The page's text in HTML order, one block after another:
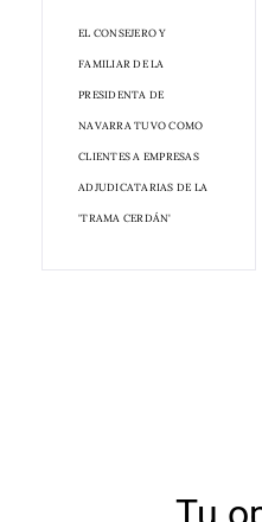
EL CONSEJERO Y
FAMILIAR DE LA
PRESIDENTA DE
NAVARRA TUVO COMO
CLIENTES A EMPRESAS
ADJUDICATARIAS DE LA
'TRAMA CERDÁN'